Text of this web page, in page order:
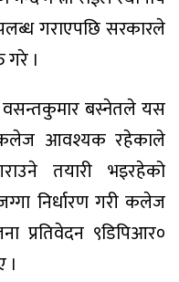
गराएपछि सरकारले
गरे ।
वसन्तकुमार बस्नेतले यस
कलेज आवश्यक रहेकाले
तयारी भइरहेको
निर्धारण गरी कलेज
प्रतिवेदन ९डिपिआर०
।